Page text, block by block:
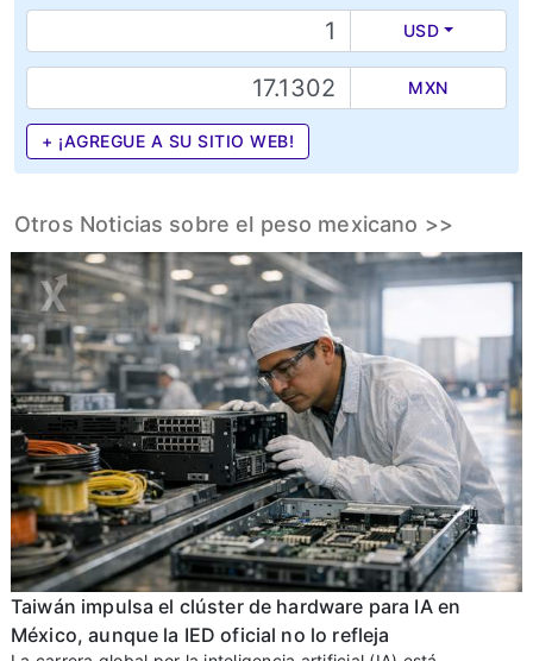
USD
MXN
+ ¡AGREGUE A SU SITIO WEB!
Otros Noticias sobre el peso mexicano >>
Taiwán impulsa el clúster de hardware para IA en
México, aunque la IED oficial no lo refleja